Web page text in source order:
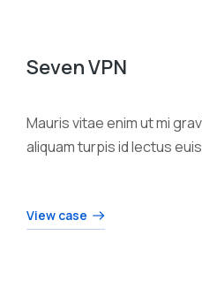
Seven VPN
Mauris vitae enim ut mi
aliquam turpis id lectus
View case